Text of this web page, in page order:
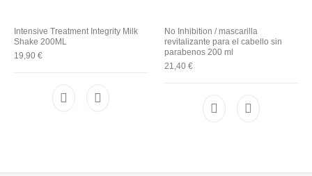
Intensive Treatment Integrity Milk
Shake 200ML
19,90€
No Inhibition / mascarilla
revitalizante para el cabello sin
parabenos 200 ml
21,40 €